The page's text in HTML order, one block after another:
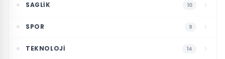
SAGLIK 10
SPOR 9
TEKNOLOJI 14